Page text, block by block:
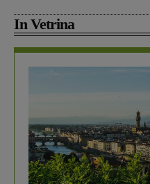
In Vetrina